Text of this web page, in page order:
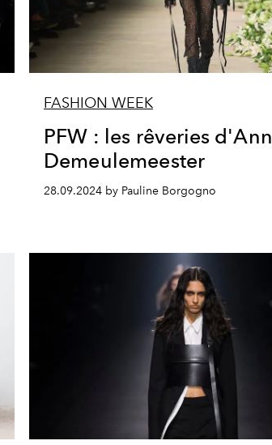
FASHION WEEK
PFW : les rêveries d'Ann
Demeulemeester
28.09.2024 by Pauline Borgogno